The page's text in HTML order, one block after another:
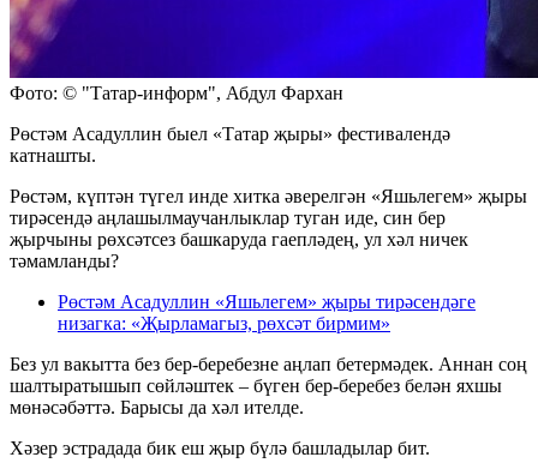
Фото: © "Татар-информ", Абдул Фархан
Рөстәм Асадуллин быел «Татар җыры» фестивалендә
катнашты.
Рөстәм, күптән түгел инде хитка әверелгән «Яшьлегем» җыры
тирәсендә аңлашылмаучанлыклар туган иде, син бер
җырчыны рөхсәтсез башкаруда гаепләдең, ул хәл ничек
тәмамланды?
Рөстәм Асадуллин «Яшьлегем» җыры тирәсендәге
низагка: «Җырламагыз, рөхсәт бирмим»
Без ул вакытта без бер-беребезне аңлап бетермәдек. Аннан соң
шалтыратышып сөйләштек – бүген бер-беребез белән яхшы
мөнәсәбәттә. Барысы да хәл ителде.
Хәзер эстрадада бик еш җыр бүлә башладылар бит.